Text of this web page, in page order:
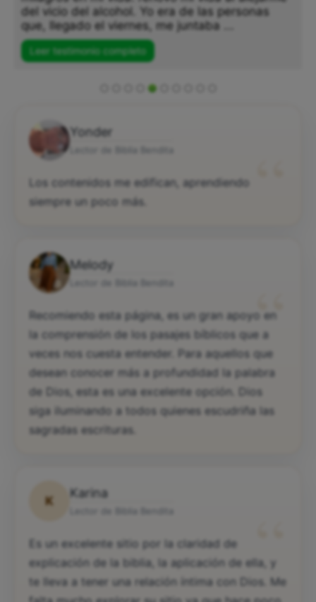
del vicio del alcohol. Yo era de las personas
que, llegado el viernes, me juntaba ...
Leer testimonio completo
Yonder
Los contenidos me edifican, aprendiendo
siempre un poco más.
Melody
“
Recomiendo esta página, es un gran apoyo en
la comprensión de los pasajes bíblicos que a
veces nos cuesta entender. Para aquellos que
desean conocer más a profundidad la palabra
de Dios, esta es una excelente opción. Dios
siga iluminando a todos quienes escudriña las
sagradas escrituras.
K
Karina
“
Es un excelente sitio por la claridad de
explicación de la biblia, la aplicación de ella, y
te lleva a tener una relación íntima con Dios. Me